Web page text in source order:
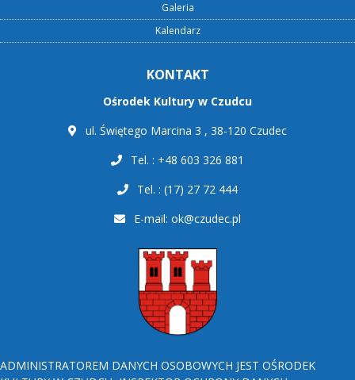
Galeria
Kalendarz
KONTAKT
Ośrodek Kultury w Czudcu
ul. Świętego Marcina 3 , 38-120 Czudec
Tel. : +48 603 326 881
Tel. : (17) 27 72 444
E-mail: ok@czudec.pl
ADMINISTRATOREM DANYCH OSOBOWYCH JEST OŚRODEK